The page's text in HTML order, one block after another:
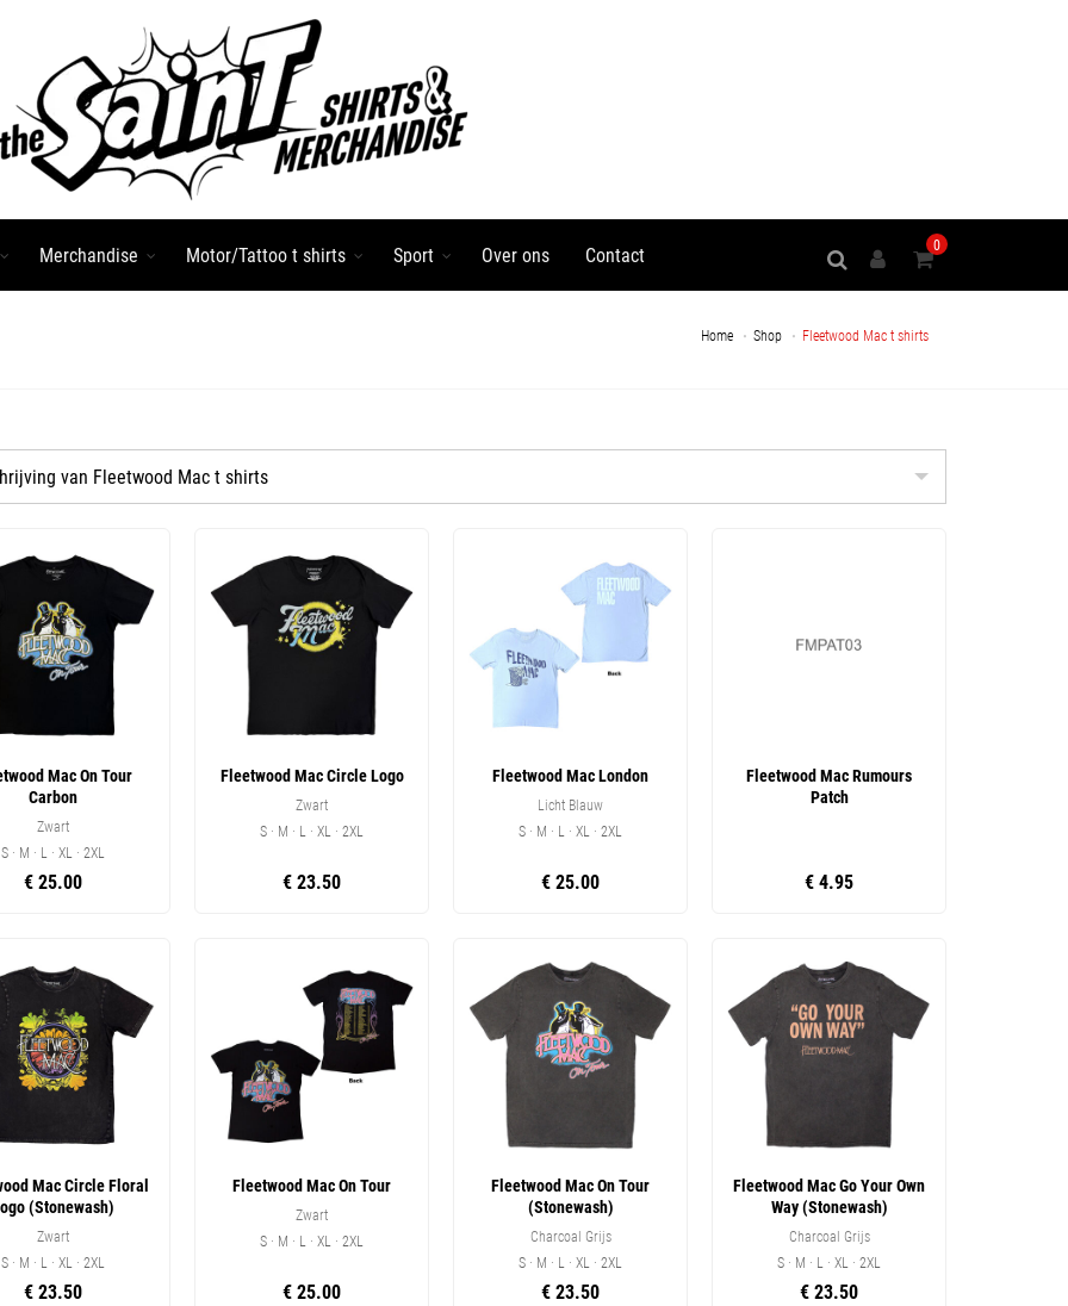
0
Merchandise Motor/Tattoo t shirts Sport Over ons Contact
Home Shop Fleetwood Mac t shirts
van Fleetwood Mac t shirts
Mac On Tour
Carbon
Zwart
S · M · L · XL · 2XL
€ 25.00
Fleetwood Mac Circle Logo
Zwart
S · M · L · XL · 2XL
€ 23.50
Fleetwood Mac London
Licht Blauw
S · M · L · XL · 2XL
€ 25.00
Fleetwood Mac Rumours
Patch
€ 4.95
Mac Circle Floral
(Stonewash)
Zwart
S · M · L · XL · 2XL
€ 23.50
Fleetwood Mac On Tour
Zwart
S · M · L · XL · 2XL
€ 25.00
Fleetwood Mac On Tour
(Stonewash)
Charcoal Grijs
S · M · L · XL · 2XL
€ 23.50
Fleetwood Mac Go Your Own
Way (Stonewash)
Charcoal Grijs
S · M · L · XL · 2XL
€ 23.50